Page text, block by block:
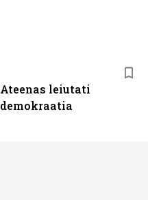
Ateenas leiutati
demokraatia